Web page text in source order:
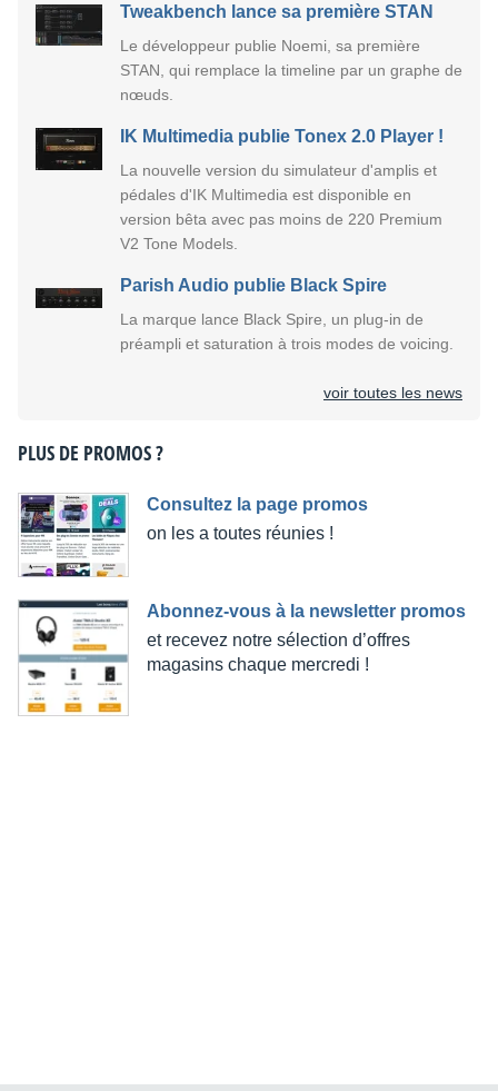
Tweakbench lance sa première STAN
Le développeur publie Noemi, sa première
STAN, qui remplace la timeline par un graphe de
nœuds.
IK Multimedia publie Tonex 2.0 Player !
La nouvelle version du simulateur d'amplis et
pédales d'IK Multimedia est disponible en
version bêta avec pas moins de 220 Premium
V2 Tone Models.
Parish Audio publie Black Spire
La marque lance Black Spire, un plug-in de
préampli et saturation à trois modes de voicing.
voir toutes les news
PLUS DE PROMOS ?
Consultez la page promos
on les a toutes réunies !
Abonnez-vous à la newsletter promos
et recevez notre sélection d’offres
magasins chaque mercredi !